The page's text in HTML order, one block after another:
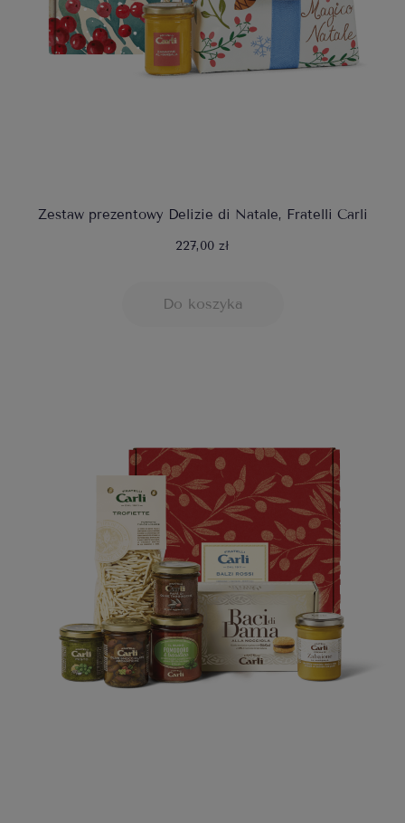
Zestaw prezentowy Delizie di Natale, Fratelli Carli
227,00 zł
Do koszyka